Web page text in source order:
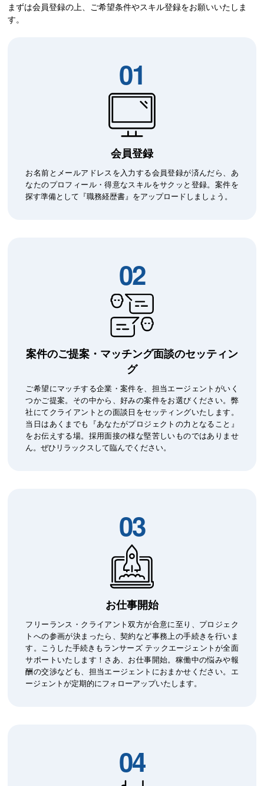
まずは会員登録の上、ご希望条件やスキル登録をお願いいたしま
す。
01
会員登録
お名前とメールアドレスを入力する会員登録が済んだら、あ
なたのプロフィール・得意なスキルをサクッと登録。案件を
探す準備として『職務経歴書』をアップロードしましょう。
02
案件のご提案・マッチング面談のセッティン
グ
ご希望にマッチする企業・案件を、担当エージェントがいく
つかご提案。その中から、好みの案件をお選びください。弊
社にてクライアントとの面談日をセッティングいたします。
当日はあくまでも『あなたがプロジェクトの力となること』
をお伝えする場。採用面接の様な堅苦しいものではありませ
ん。ぜひリラックスして臨んでください。
03
お仕事開始
フリーランス・クライアント双方が合意に至り、プロジェク
トへの参画が決まったら、契約など事務上の手続きを行いま
す。こうした手続きもランサーズ テックエージェントが全面
サポートいたします！さあ、お仕事開始。稼働中の悩みや報
酬の交渉なども、担当エージェントにおまかせください。エ
ージェントが定期的にフォローアップいたします。
04